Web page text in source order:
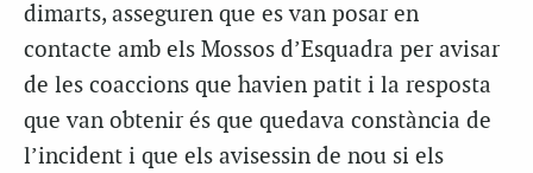
dimarts, asseguren que es van posar en
contacte amb els Mossos d’Esquadra per avisar
de les coaccions que havien patit i la resposta
que van obtenir és que quedava constància de
l’incident i que els avisessin de nou si els